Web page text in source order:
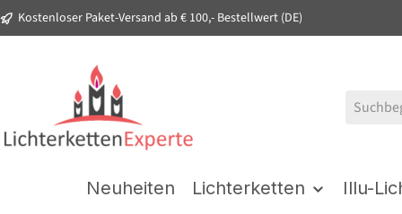
Zur Hauptnavigation springen
Kostenloser Paket-Versand ab € 100,- Bestellwert (DE)
Neuheiten Lichterketten Illu-